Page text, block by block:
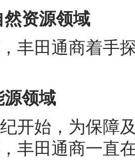
源领域
田通商着手探
领域
始，为保障及
丰田通商一直